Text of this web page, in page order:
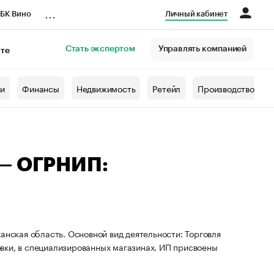
Вино Личный кабинет
Стать экспертом Управлять компанией
Финансы Недвижимость Ретейл Производство
— ОГРНИП:
область. Основной вид деятельности: Торговля
в специализированных магазинах. ИП присвоены